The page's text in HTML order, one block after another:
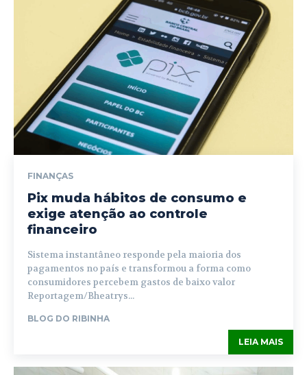
FINANÇAS
Pix muda hábitos de consumo e
exige atenção ao controle
financeiro
Sistema instantâneo responde pela maioria dos
pagamentos no país e transformou a forma como
consumidores percebem gastos de baixo valor
Reportagem/Bheatrys...
BLOG DO RIBINHA
LEIA MAIS